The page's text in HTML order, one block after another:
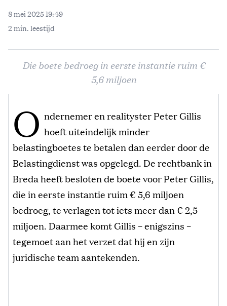
8 mei 2025 19:49
2 min. leestijd
Die boete bedroeg in eerste instantie ruim €
5,6 miljoen
O ndernemer en realityster Peter Gillis
hoeft uiteindelijk minder
belastingboetes te betalen dan eerder door de
Belastingdienst was opgelegd. De rechtbank in
Breda heeft besloten de boete voor Peter Gillis,
die in eerste instantie ruim € 5,6 miljoen
bedroeg, te verlagen tot iets meer dan € 2,5
miljoen. Daarmee komt Gillis – enigszins –
tegemoet aan het verzet dat hij en zijn
juridische team aantekenden.